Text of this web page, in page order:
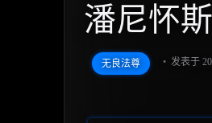
潘尼怀
无良法尊 发表于